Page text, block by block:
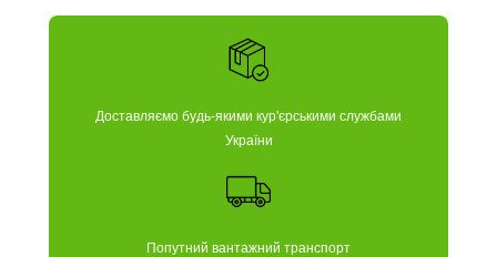
Доставляємо будь-якими кур'єрськими службами
України
Попутний вантажний транспорт